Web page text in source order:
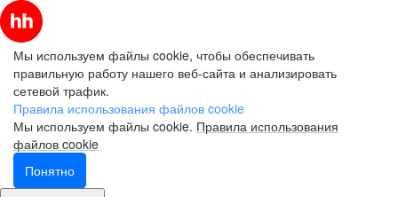
Мы используем файлы cookie, чтобы обеспечивать
правильную работу нашего веб-сайта и анализировать
сетевой трафик.
Правила использования файлов cookie
Мы используем файлы cookie. Правила использования
файлов cookie
Понятно